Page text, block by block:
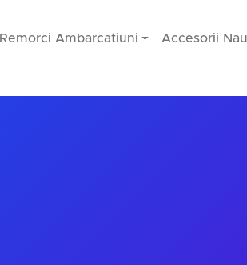
Remorci Ambarcatiuni Accesorii